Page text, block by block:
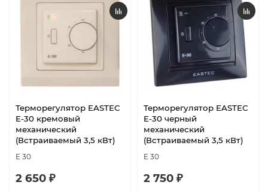
Терморегулятор EASTEC
E-30 кремовый
механический
(Встраиваемый 3,5 кВт)
E 30
2 650 ₽
Терморегулятор EASTEC
E-30 черный
механический
(Встраиваемый 3,5 кВт)
E 30
2 750 ₽